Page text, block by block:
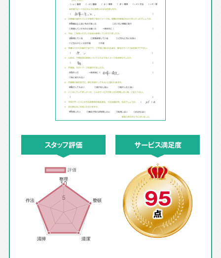
スタッフ評価 サービス満足度
95
点